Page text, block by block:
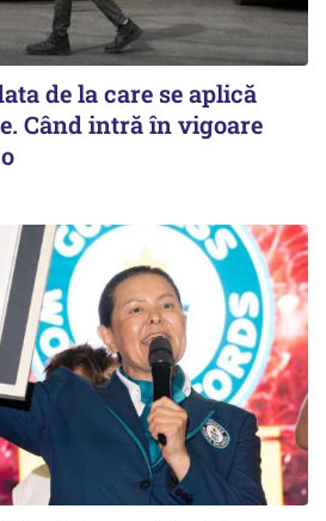
de la care se aplică
Când intră în vigoare